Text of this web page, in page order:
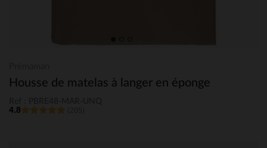
Housse de matelas à langer en éponge
4.8